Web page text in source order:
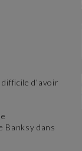
d’avoir
Banksy dans